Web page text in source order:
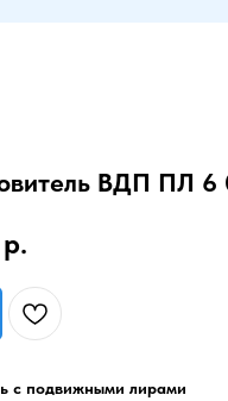
ВДП ПЛ 6
р.
с подвижными лирами